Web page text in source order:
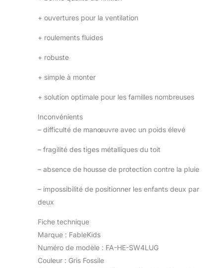
+ ouvertures pour la ventilation
+ roulements fluides
+ robuste
+ simple à monter
+ solution optimale pour les familles nombreuses
Inconvénients
– difficulté de manœuvre avec un poids élevé
– fragilité des tiges métalliques du toit
– absence de housse de protection contre la pluie
– impossibilité de positionner les enfants deux par
deux
Fiche technique
Marque : FableKids
Numéro de modèle : FA-HE-SW4LUG
Couleur : Gris Fossile